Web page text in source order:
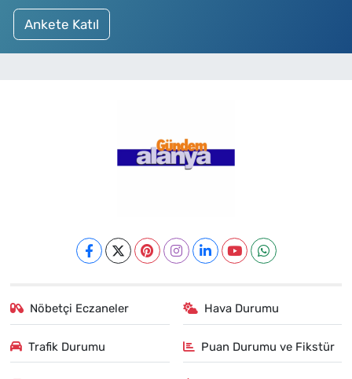
Ankete Katıl
Nöbetçi Eczaneler Hava Durumu
Trafik Durumu Puan Durumu ve Fikstür